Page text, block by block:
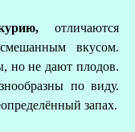
отличаются
вкусом.
но не дают плодов.
по виду.
запах.